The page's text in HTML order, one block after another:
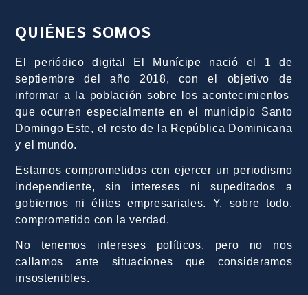
QUIÉNES SOMOS
El periódico digital El Munícipe nació el 1 de
septiembre del año 2018, con el objetivo de
informar a la población sobre los acontecimientos
que ocurren especialmente en el municipio Santo
Domingo Este, el resto de la República Dominicana
y el mundo.
Estamos comprometidos con ejercer un periodismo
independiente, sin intereses ni supeditados a
gobiernos ni élites empresariales. Y, sobre todo,
comprometido con la verdad.
No tenemos intereses políticos, pero no nos
callamos ante situaciones que consideramos
insostenibles.